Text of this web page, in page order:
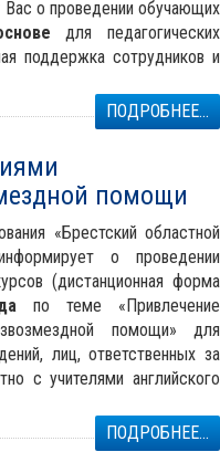
о проведении обучающих
для педагогических
поддержка сотрудников и
ПОДРОБНЕЕ...
помощи
«Брестский областной
о проведении
(дистанционная форма
по теме «Привлечение
помощи» для
лиц, ответственных за
с учителями английского
ПОДРОБНЕЕ...